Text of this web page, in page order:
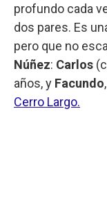
profundo cada
dos pares. Es
pero que no
Núñez: Carlos
años, y Facundo
Cerro Largo.